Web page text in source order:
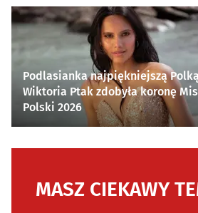
Podlasianka najpiękniejszą
Wiktoria Ptak zdobyła koronę
Polski 2026
MASZ CIEKAWY